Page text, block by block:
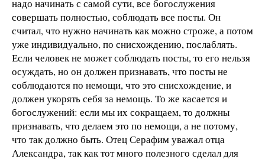
надо начинать с самой сути, все богослужения
совершать полностью, соблюдать все посты. Он
считал, что нужно начинать как можно строже, а потом
уже индивидуально, по снисхождению, послаблять.
Если человек не может соблюдать посты, то его нельзя
осуждать, но он должен признавать, что посты не
соблюдаются по немощи, что это снисхождение, и
должен укорять себя за немощь. То же касается и
богослужений: если мы их сокращаем, то должны
признавать, что делаем это по немощи, а не потому,
что так должно быть. Отец Серафим уважал отца
Александра, так как тот много полезного сделал для